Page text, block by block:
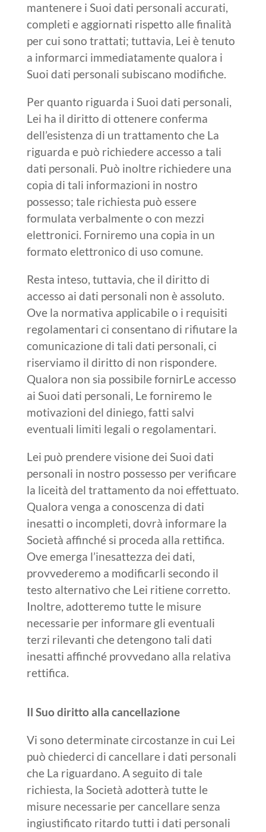
mantenere i Suoi dati personali accurati,
completi e aggiornati rispetto alle finalità
per cui sono trattati; tuttavia, Lei è tenuto
a informarci immediatamente qualora i
Suoi dati personali subiscano modifiche.
Per quanto riguarda i Suoi dati personali,
Lei ha il diritto di ottenere conferma
dell’esistenza di un trattamento che La
riguarda e può richiedere accesso a tali
dati personali. Può inoltre richiedere una
copia di tali informazioni in nostro
possesso; tale richiesta può essere
formulata verbalmente o con mezzi
elettronici. Forniremo una copia in un
formato elettronico di uso comune.
Resta inteso, tuttavia, che il diritto di
accesso ai dati personali non è assoluto.
Ove la normativa applicabile o i requisiti
regolamentari ci consentano di rifiutare la
comunicazione di tali dati personali, ci
riserviamo il diritto di non rispondere.
Qualora non sia possibile fornirLe accesso
ai Suoi dati personali, Le forniremo le
motivazioni del diniego, fatti salvi
eventuali limiti legali o regolamentari.
Lei può prendere visione dei Suoi dati
personali in nostro possesso per verificare
la liceità del trattamento da noi effettuato.
Qualora venga a conoscenza di dati
inesatti o incompleti, dovrà informare la
Società affinché si proceda alla rettifica.
Ove emerga l’inesattezza dei dati,
provvederemo a modificarli secondo il
testo alternativo che Lei ritiene corretto.
Inoltre, adotteremo tutte le misure
necessarie per informare gli eventuali
terzi rilevanti che detengono tali dati
inesatti affinché provvedano alla relativa
rettifica.
Il Suo diritto alla cancellazione
Vi sono determinate circostanze in cui Lei
può chiederci di cancellare i dati personali
che La riguardano. A seguito di tale
richiesta, la Società adotterà tutte le
misure necessarie per cancellare senza
ingiustificato ritardo tutti i dati personali